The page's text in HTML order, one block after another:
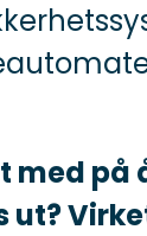
på
ut?